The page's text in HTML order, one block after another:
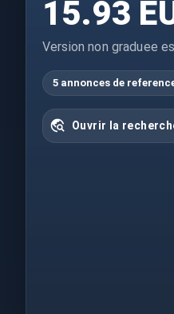
15.93
Version non graduee
5 annonces de
Ouvrir la